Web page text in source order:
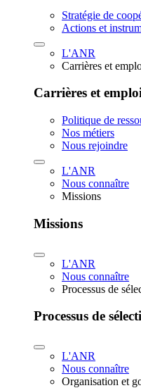
Stratégie de
Actions et
L'ANR
Carrières et
Carrières et
Politique de
Nos métiers
Nous rejoindre
L'ANR
Nous connaître
Missions
Missions
L'ANR
Nous connaître
Processus de
Processus de
L'ANR
Nous connaître
Organisation et